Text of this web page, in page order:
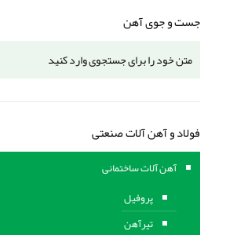
جست و جوی آهن
فولاد و آهن آلات صنعتی
آهن آلات ساختمانی
پروفیل
تیرآهن